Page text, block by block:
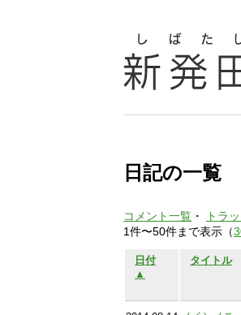
日記の一覧
コメント一覧 ・
トラ
1件〜50件まで表示（
日付
▲
タイトル